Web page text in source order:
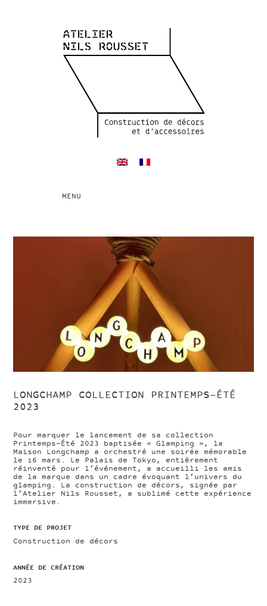
Toggle
MENU
LONGCHAMP COLLECTION PRINTEMPS-ÉTÉ
2023
Pour marquer le lancement de sa collection
Printemps-Été 2023 baptisée « Glamping », la
Maison Longchamp a orchestré une soirée mémorable
le 16 mars. Le Palais de Tokyo, entièrement
réinventé pour l’événement, a accueilli les amis
de la marque dans un cadre évoquant l’univers du
glamping. La construction de décors, signée par
l’Atelier Nils Rousset, a sublimé cette expérience
immersive.
TYPE DE PROJET
Construction de décors
ANNÉE DE CRÉATION
2023